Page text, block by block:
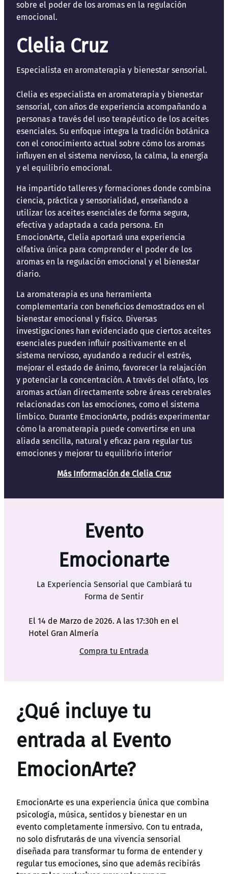
sobre el poder de los aromas en la regulación
emocional.
Clelia Cruz
Especialista en aromaterapia y bienestar sensorial.
Clelia es especialista en aromaterapia y bienestar
sensorial, con años de experiencia acompañando a
personas a través del uso terapéutico de los aceites
esenciales. Su enfoque integra la tradición botánica
con el conocimiento actual sobre cómo los aromas
influyen en el sistema nervioso, la calma, la energía
y el equilibrio emocional.
Ha impartido talleres y formaciones donde combina
ciencia, práctica y sensorialidad, enseñando a
utilizar los aceites esenciales de forma segura,
efectiva y adaptada a cada persona. En
EmocionArte, Clelia aportará una experiencia
olfativa única para comprender el poder de los
aromas en la regulación emocional y el bienestar
diario.
La aromaterapia es una herramienta
complementaria con beneficios demostrados en el
bienestar emocional y físico. Diversas
investigaciones han evidenciado que ciertos aceites
esenciales pueden influir positivamente en el
sistema nervioso, ayudando a reducir el estrés,
mejorar el estado de ánimo, favorecer la relajación
y potenciar la concentración. A través del olfato, los
aromas actúan directamente sobre áreas cerebrales
relacionadas con las emociones, como el sistema
límbico. Durante EmocionArte, podrás experimentar
cómo la aromaterapia puede convertirse en una
aliada sencilla, natural y eficaz para regular tus
emociones y mejorar tu equilibrio interior
Más Información de Clelia Cruz
Evento
Emocionarte
La Experiencia Sensorial que Cambiará tu
Forma de Sentir
El 14 de Marzo de 2026. A las 17:30h en el
Hotel Gran Almería
Compra tu Entrada
¿Qué incluye tu
entrada al Evento
EmocionArte?
EmocionArte es una experiencia única que combina
psicología, música, sentidos y bienestar en un
evento completamente inmersivo. Con tu entrada,
no solo disfrutarás de una vivencia sensorial
diseñada para transformar tu forma de entender y
regular tus emociones, sino que además recibirás